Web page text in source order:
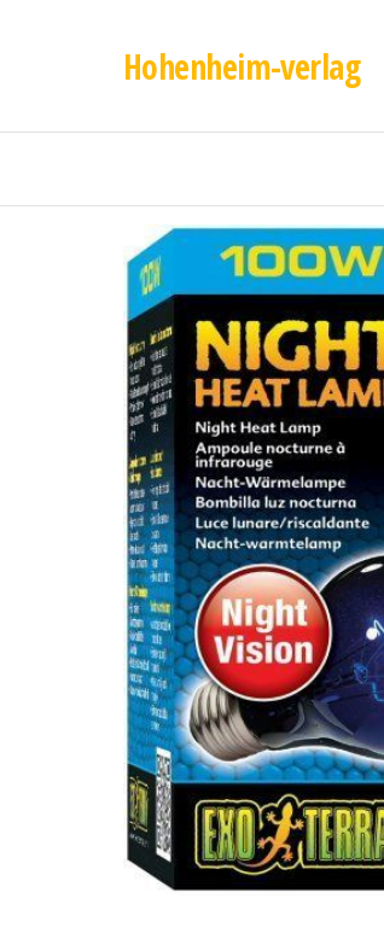
Hohenheim-verlag